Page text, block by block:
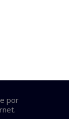
por